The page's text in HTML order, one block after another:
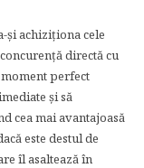
și achiziționa cele
directă cu
perfect
și să
cea mai avantajoasă
este destul de
îl asaltează în